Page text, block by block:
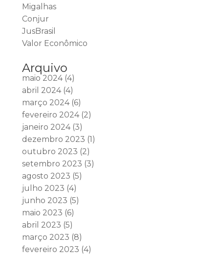
Migalhas
Conjur
JusBrasil
Valor Econômico
Arquivo
maio 2024(4)
abril 2024(4)
março 2024(6)
fevereiro 2024(2)
janeiro 2024(3)
dezembro 2023 (1)
outubro 2023 (2)
setembro 2023 (3)
agosto 2023 (5)
julho 2023 (4)
junho 2023 (5)
maio 2023 (6)
abril 2023 (5)
março 2023 (8)
fevereiro 2023 (4)